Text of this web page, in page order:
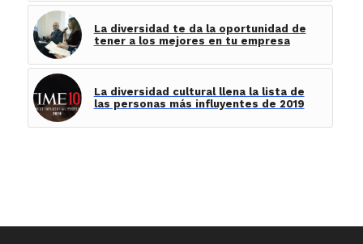
La diversidad te da la oportunidad de
tener a los mejores en tu empresa
La diversidad cultural llena la lista de
las personas más influyentes de 2019